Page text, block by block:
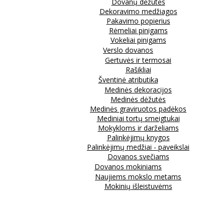
Dekoravimo medžiagos
Pakavimo popierius
Rėmeliai pinigams
Vokeliai pinigams
Verslo dovanos
Gertuvės ir termosai
Rašikliai
Šventinė atributika
Medinės dekoracijos
Medinės dėžutės
Medinės graviruotos padėkos
Mediniai tortų smeigtukai
Mokykloms ir darželiams
Palinkėjimų knygos
Palinkėjimų medžiai - paveikslai
Dovanos svečiams
Dovanos mokiniams
Naujiems mokslo metams
Mokinių išleistuvėms